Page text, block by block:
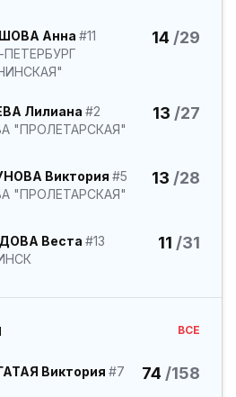
Анна #11
14 /29
Лилиана #2
"ПРОЛЕТАРСКАЯ"
13 /27
Виктория #5
"ПРОЛЕТАРСКАЯ"
13 /28
Веста #13
11 /31
ВСЕ
Виктория #7
74 /158